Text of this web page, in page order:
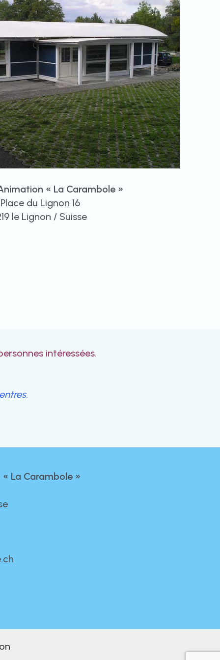
« La Carambole »
Place du Lignon 16
le Lignon / Suisse
à toutes les personnes intéressées.
.
La Carambole »